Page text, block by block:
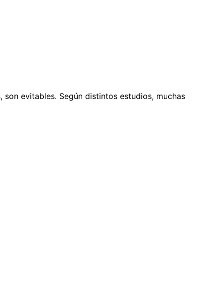
evitables. Según distintos estudios, muchas